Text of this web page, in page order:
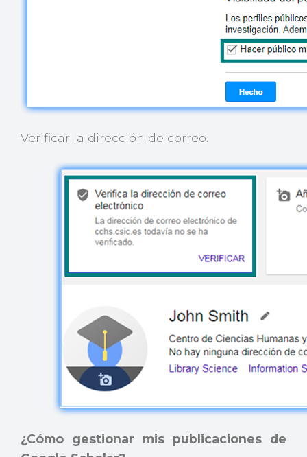
Verificar la dirección de correo.
¿Cómo gestionar mis publicaciones de